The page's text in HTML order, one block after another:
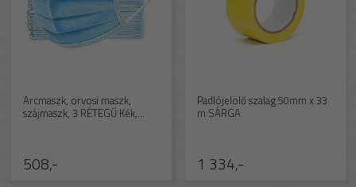
508,-
Arcmaszk, orvosi maszk,
szájmaszk, 3 RÉTEGŰ Kék,
1 334,-
Padlójelölő szalag 50mm x 33
m SÁRGA